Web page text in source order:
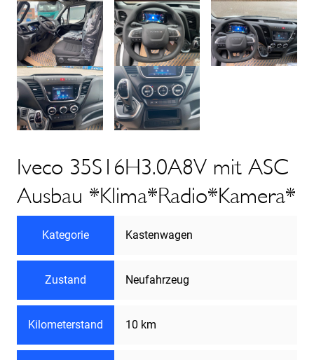
Iveco 35S16H3.0A8V mit ASC
Ausbau *Klima*Radio*Kamera*
Kategorie Kastenwagen
Zustand Neufahrzeug
Kilometerstand 10 km